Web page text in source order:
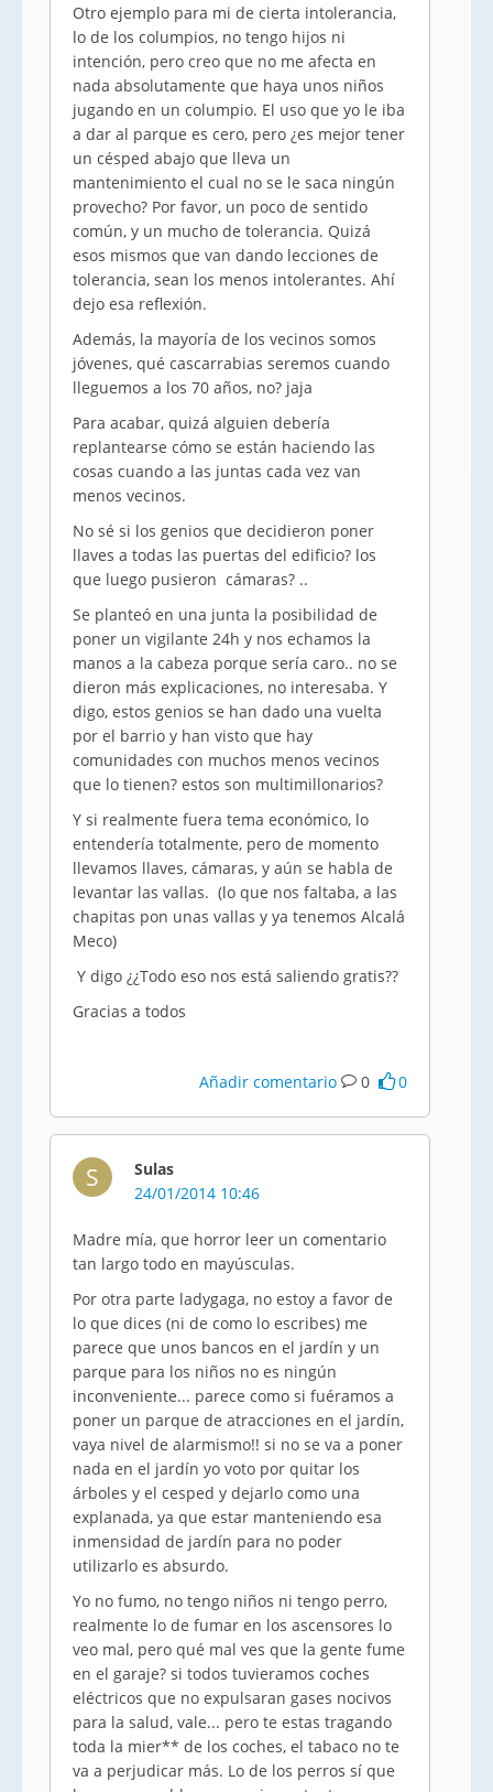
Otro ejemplo para mi de cierta intolerancia,
lo de los columpios, no tengo hijos ni
intención, pero creo que no me afecta en
nada absolutamente que haya unos niños
jugando en un columpio. El uso que yo le iba
a dar al parque es cero, pero ¿es mejor tener
un césped abajo que lleva un
mantenimiento el cual no se le saca ningún
provecho? Por favor, un poco de sentido
común, y un mucho de tolerancia. Quizá
esos mismos que van dando lecciones de
tolerancia, sean los menos intolerantes. Ahí
dejo esa reflexión.
Además, la mayoría de los vecinos somos
jóvenes, qué cascarrabias seremos cuando
lleguemos a los 70 años, no? jaja
Para acabar, quizá alguien debería
replantearse cómo se están haciendo las
cosas cuando a las juntas cada vez van
menos vecinos.
No sé si los genios que decidieron poner
llaves a todas las puertas del edificio? los
que luego pusieron cámaras? ..
Se planteó en una junta la posibilidad de
poner un vigilante 24h y nos echamos la
manos a la cabeza porque sería caro.. no se
dieron más explicaciones, no interesaba. Y
digo, estos genios se han dado una vuelta
por el barrio y han visto que hay
comunidades con muchos menos vecinos
que lo tienen? estos son multimillonarios?
Y si realmente fuera tema económico, lo
entendería totalmente, pero de momento
llevamos llaves, cámaras, y aún se habla de
levantar las vallas. (lo que nos faltaba, a las
chapitas pon unas vallas y ya tenemos Alcalá
Meco)
Y digo ¿¿Todo eso nos está saliendo gratis??
Gracias a todos
Añadir comentario 0 0
S
Sulas
24/01/2014 10:46
Madre mía, que horror leer un comentario
tan largo todo en mayúsculas.
Por otra parte ladygaga, no estoy a favor de
lo que dices (ni de como lo escribes) me
parece que unos bancos en el jardín y un
parque para los niños no es ningún
inconveniente... parece como si fuéramos a
poner un parque de atracciones en el jardín,
vaya nivel de alarmismo!! si no se va a poner
nada en el jardín yo voto por quitar los
árboles y el cesped y dejarlo como una
explanada, ya que estar manteniendo esa
inmensidad de jardín para no poder
utilizarlo es absurdo.
Yo no fumo, no tengo niños ni tengo perro,
realmente lo de fumar en los ascensores lo
veo mal, pero qué mal ves que la gente fume
en el garaje? si todos tuvieramos coches
eléctricos que no expulsaran gases nocivos
para la salud, vale... pero te estas tragando
toda la mier** de los coches, el tabaco no te
va a perjudicar más. Lo de los perros sí que